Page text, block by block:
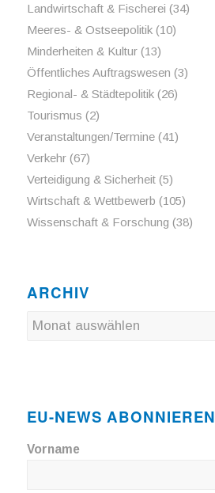
Landwirtschaft & Fischerei (34)
Meeres- & Ostseepolitik(10)
Minderheiten & Kultur(13)
Öffentliches Auftragswesen (3)
Regional- & Städtepolitik(26)
Tourismus (2)
Veranstaltungen/Termine(41)
Verkehr(67)
Verteidigung & Sicherheit(5)
Wirtschaft & Wettbewerb (105)
Wissenschaft & Forschung (38)
ARCHIV
EU-NEWS ABONNIEREN
Vorname